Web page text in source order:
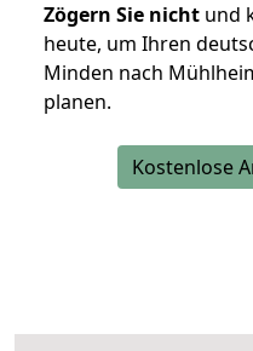
Zögern Sie nicht und
heute, um Ihren
Minden nach
planen.
Kostenlose